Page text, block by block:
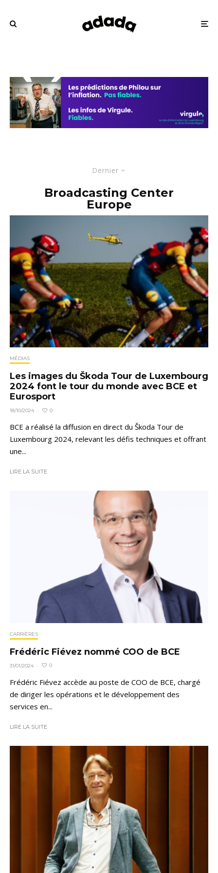
Dernier
Broadcasting Center
Europe
MÉDIAS
Les images du Škoda Tour de Luxembourg
2024 font le tour du monde avec BCE et
Eurosport
18/10/2024 · 0
BCE a réalisé la diffusion en direct du Škoda Tour de
Luxembourg 2024, relevant les défis techniques et offrant
une...
LIRE LA SUITE
CARRIÈRES
Frédéric Fiévez nommé COO de BCE
31/01/2024 · 0
Frédéric Fiévez accède au poste de COO de BCE, chargé
de diriger les opérations et le développement des
services en...
LIRE LA SUITE